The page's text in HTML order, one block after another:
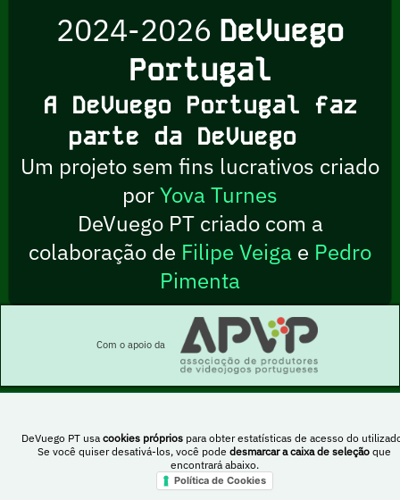
DeVuego PT usa cookies própriospara obter estatísticas de acesso do
Se você quiser desativá-los, você pode desmarcar a caixa de seleção que
encontrará abaixo.
Política de Cookies
2024-2026 DeVuego
Portugal
A DeVuego Portugal faz
parte da DeVuego
Um projeto sem fins lucrativos criado
porYova Turnes
DeVuego PT criado com a
colaboração de Filipe Veiga e Pedro
Pimenta
Com o apoio da
Esta obra está sob uma licença Creative Commons Atribuição-NãoComercial-
PartilhaIgual 4.0 Internacional